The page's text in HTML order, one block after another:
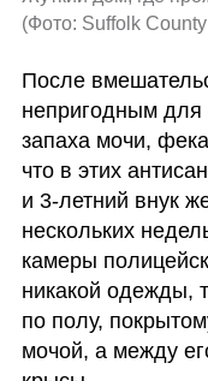
(Фото: Suffolk
После
непригодным для
запаха мочи,
что в этих
и 3-летний внук
нескольких
камеры
никакой одежды,
по полу,
мочой, а между